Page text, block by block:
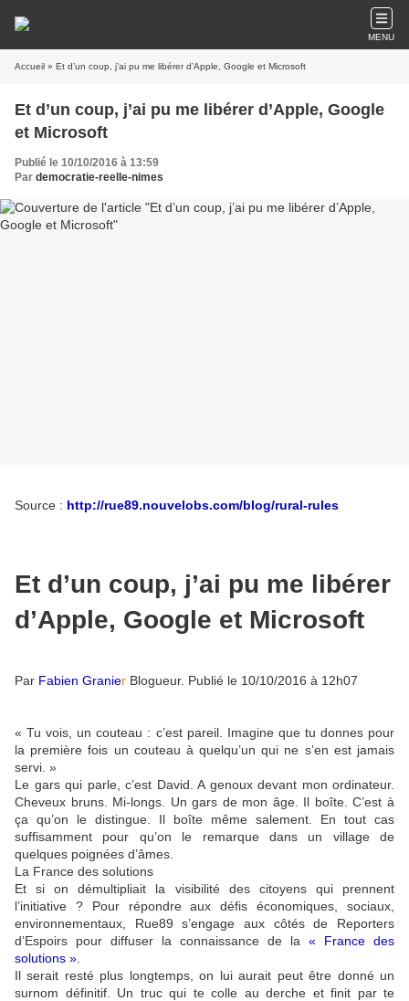
MENU
Accueil » Et d’un coup, j’ai pu me libérer d’Apple, Google et Microsoft
Et d’un coup, j’ai pu me libérer d’Apple, Google
et Microsoft
Publié le 10/10/2016 à 13:59
Par democratie-reelle-nimes
Source : http://rue89.nouvelobs.com/blog/rural-rules
Et d’un coup, j’ai pu me libérer
d’Apple, Google et Microsoft
Par Fabien Granier Blogueur. Publié le 10/10/2016 à 12h07
« Tu vois, un couteau : c’est pareil. Imagine que tu donnes pour
la première fois un couteau à quelqu’un qui ne s’en est jamais
servi. »
Le gars qui parle, c’est David. A genoux devant mon ordinateur.
Cheveux bruns. Mi-longs. Un gars de mon âge. Il boîte. C’est à
ça qu’on le distingue. Il boîte même salement. En tout cas
suffisamment pour qu’on le remarque dans un village de
quelques poignées d’âmes.
La France des solutions
Et si on démultipliait la visibilité des citoyens qui prennent
l’initiative ? Pour répondre aux défis économiques, sociaux,
environnementaux, Rue89 s’engage aux côtés de Reporters
d’Espoirs pour diffuser la connaissance de la « France des
solutions »
Il serait resté plus longtemps, on lui aurait peut être donné un
surnom définitif. Un truc qui te colle au derche et finit par te